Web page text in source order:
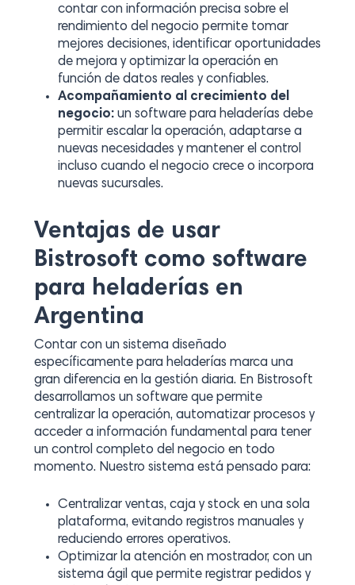
contar con información precisa sobre el
rendimiento del negocio permite tomar
mejores decisiones, identificar oportunidades
de mejora y optimizar la operación en
función de datos reales y confiables.
Acompañamiento al crecimiento del
negocio:un software para heladerías debe
permitir escalar la operación, adaptarse a
nuevas necesidades y mantener el control
incluso cuando el negocio crece o incorpora
nuevas sucursales.
Ventajas de usar
Bistrosoft como software
para heladerías en
Argentina
Contar con un sistema diseñado
específicamente para heladerías marca una
gran diferencia en la gestión diaria. En Bistrosoft
desarrollamos un software que permite
centralizar la operación, automatizar procesos y
acceder a información fundamental para tener
un control completo del negocio en todo
momento. Nuestro sistema está pensado para:
Centralizar ventas, caja y stock en una sola
plataforma, evitando registros manuales y
reduciendo errores operativos.
Optimizar la atención en mostrador, con un
sistema ágil que permite registrar pedidos y